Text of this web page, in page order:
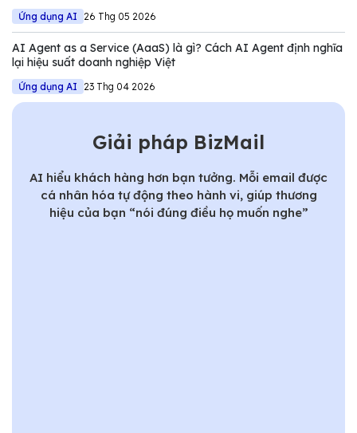
Ứng dụng AI 26 Thg 05 2026
AI Agent as a Service (AaaS) là gì? Cách AI Agent định nghĩa
lại hiệu suất doanh nghiệp Việt
Ứng dụng AI 23 Thg 04 2026
Giải pháp BizMail
AI hiểu khách hàng hơn bạn tưởng. Mỗi email được
cá nhân hóa tự động theo hành vi, giúp thương
hiệu của bạn “nói đúng điều họ muốn nghe”